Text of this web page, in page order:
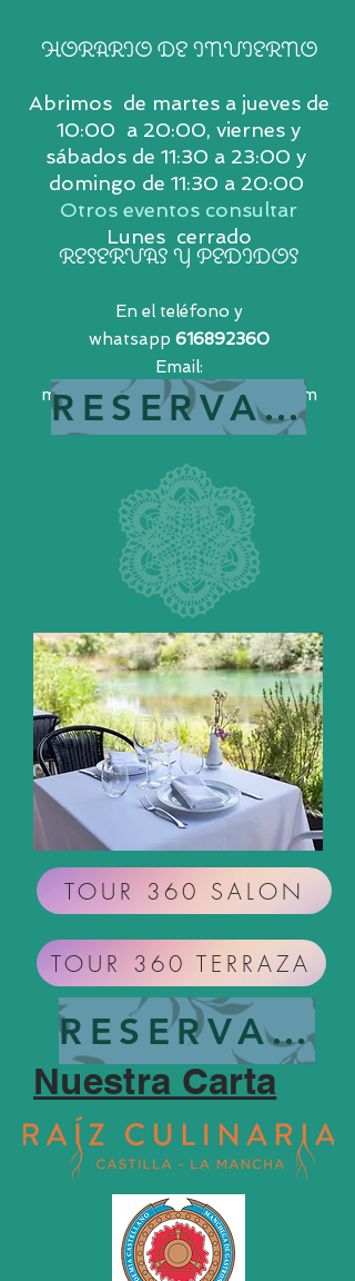
RESERVAS Y PEDIDOS
En el teléfono y
whatsapp 616892360
Email:
maravillasrestaurante@gmail.com
HORARIO DE INVIERNO
Abrimos de martes a jueves de
10:00 a 20:00, viernes y
sábados de 11:30 a 23:00 y
domingo de 11:30 a 20:00
Otros eventos consultar
Lunes cerrado
RESERVAR MESA
TOUR 360 SALON
TOUR 360 TERRAZA
RESERVAR MESA
Nuestra Carta